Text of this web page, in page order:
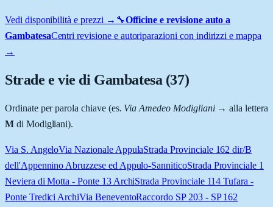
Vedi disponibilità e prezzi → 🔧Officine e revisione auto a
GambatesaCentri revisione e autoriparazioni con indirizzi e mappa
→
Strade e vie di Gambatesa (37)
Ordinate per parola chiave (es. Via Amedeo Modigliani→ alla lettera
Mdi Modigliani).
Via S. AngeloVia Nazionale AppulaStrada Provinciale 162 dir/B
dell'Appennino Abruzzese ed Appulo-SanniticoStrada Provinciale 1
Neviera di Motta - Ponte 13 ArchiStrada Provinciale 114 Tufara -
Ponte Tredici ArchiVia BeneventoRaccordo SP 203 - SP 162